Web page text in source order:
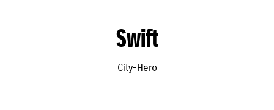
Swift
City-Hero